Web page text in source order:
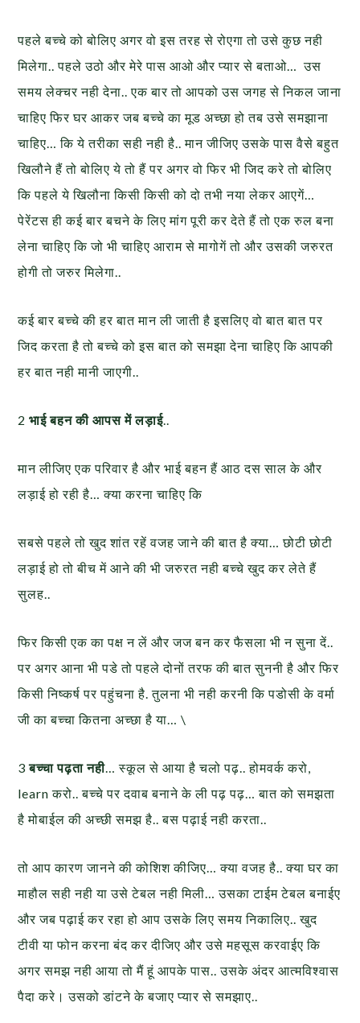
पहले बच्चे को बोलिए अगर वो इस तरह से रोएगा तो उसे कुछ नही
मिलेगा.. पहले उठो और मेरे पास आओ और प्यार से बताओ… उस
समय लेक्चर नही देना.. एक बार तो आपको उस जगह से निकल जाना
चाहिए फिर घर आकर जब बच्चे का मूड अच्छा हो तब उसे समझाना
चाहिए… कि ये तरीका सही नही है.. मान जीजिए उसके पास वैसे बहुत
खिलौने हैं तो बोलिए ये तो हैं पर अगर वो फिर भी जिद करे तो बोलिए
कि पहले ये खिलौना किसी किसी को दो तभी नया लेकर आएगें…
पेरेंटस ही कई बार बचने के लिए मांग पूरी कर देते हैं तो एक रुल बना
लेना चाहिए कि जो भी चाहिए आराम से मागोगें तो और उसकी जरुरत
होगी तो जरुर मिलेगा..
कई बार बच्चे की हर बात मान ली जाती है इसलिए वो बात बात पर
जिद करता है तो बच्चे को इस बात को समझा देना चाहिए कि आपकी
हर बात नही मानी जाएगी..
2भाई बहन की आपस में लड़ाई..
मान लीजिए एक परिवार है और भाई बहन हैं आठ दस साल के और
लड़ाई हो रही है… क्या करना चाहिए कि
सबसे पहले तो खुद शांत रहें वजह जाने की बात है क्या… छोटी छोटी
लड़ाई हो तो बीच में आने की भी जरुरत नही बच्चे खुद कर लेते हैं
सुलह..
फिर किसी एक का पक्ष न लें और जज बन कर फैसला भी न सुना दें..
पर अगर आना भी पडे तो पहले दोनों तरफ की बात सुननी है और फिर
किसी निष्कर्ष पर पहुंचना है. तुलना भी नही करनी कि पडोसी के वर्मा
जी का बच्चा कितना अच्छा है या… \
3बच्चा पढ़ता नही… स्कूल से आया है चलो पढ़.. होमवर्क करो,
learn करो.. बच्चे पर दवाब बनाने के ली पढ़ पढ़… बात को समझता
है मोबाईल की अच्छी समझ है.. बस पढ़ाई नही करता..
तो आप कारण जानने की कोशिश कीजिए… क्या वजह है.. क्या घर का
माहौल सही नही या उसे टेबल नही मिली… उसका टाईम टेबल बनाईए
और जब पढ़ाई कर रहा हो आप उसके लिए समय निकालिए.. खुद
टीवी या फोन करना बंद कर दीजिए और उसे महसूस करवाईए कि
अगर समझ नही आया तो मैं हूं आपके पास.. उसके अंदर आत्मविश्वास
पैदा करे। उसको डांटने के बजाए प्यार से समझाए..